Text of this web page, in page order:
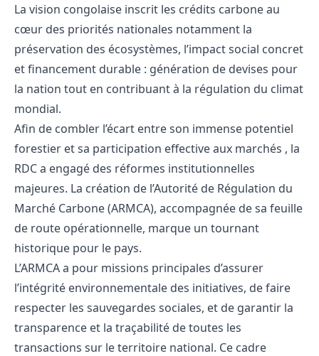
La vision congolaise inscrit les crédits carbone au
cœur des priorités nationales notamment la
préservation des écosystèmes, l’impact social concret
et financement durable : génération de devises pour
la nation tout en contribuant à la régulation du climat
mondial.
Afin de combler l’écart entre son immense potentiel
forestier et sa participation effective aux marchés , la
RDC a engagé des réformes institutionnelles
majeures. La création de l’Autorité de Régulation du
Marché Carbone (ARMCA), accompagnée de sa feuille
de route opérationnelle, marque un tournant
historique pour le pays.
L’ARMCA a pour missions principales d’assurer
l’intégrité environnementale des initiatives, de faire
respecter les sauvegardes sociales, et de garantir la
transparence et la traçabilité de toutes les
transactions sur le territoire national. Ce cadre